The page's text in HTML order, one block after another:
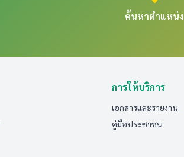
ค้นหาตำแหน่ง
การให้บริการ
เอกสารและรายงาน
คู่มือประชาชน